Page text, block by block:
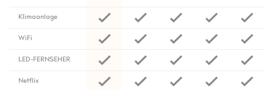
Klimaanlage
WiFi
LED-FERNSEHER
Netflix